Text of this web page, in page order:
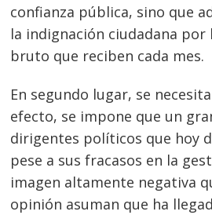
confianza pública, sino que
la indignación ciudadana por
bruto que reciben cada mes.
En segundo lugar, se
efecto, se impone que un
dirigentes políticos que hoy
pese a sus fracasos en la
imagen altamente negativa
opinión asuman que ha